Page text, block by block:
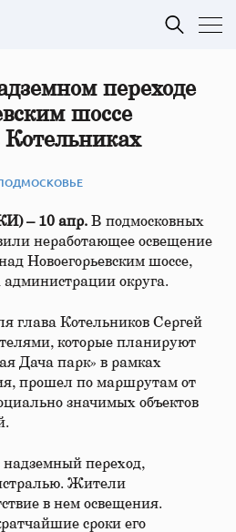
переходе
шоссе
Котельниках
– 10 апр. В подмосковных
неработающее освещение
Новоегорьевским шоссе,
администрации округа.
глава Котельников Сергей
которые планируют
Дача парк» в рамках
прошел по маршрутам от
значимых объектов
переход,
Жители
в нем освещения.
сроки его